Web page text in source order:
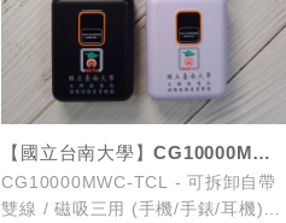
【國立台南大學】CG10000MWC-TCL - 可拆卸自帶雙線 / 磁吸三用 ...
CG10000MWC-TCL - 可拆卸自帶
雙線 / 磁吸三用 (手機/手錶/耳機)快